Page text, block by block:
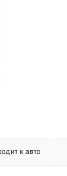
к авто